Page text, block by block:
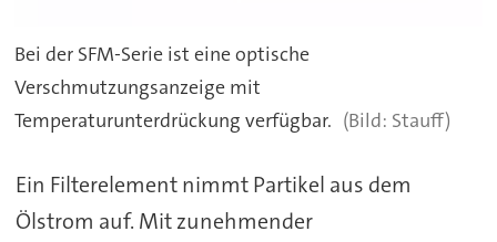
Bei der SFM-Serie ist eine optische
Verschmutzungsanzeige mit
Temperaturunterdrückung verfügbar.
Stauff)
Ein Filterelement nimmt Partikel aus dem
Ölstrom auf. Mit zunehmender